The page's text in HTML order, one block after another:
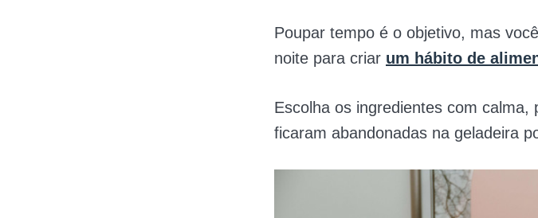
Poupar tempo é o objetivo, mas
noite para criar um hábito de
Escolha os ingredientes com
ficaram abandonadas na geladeira